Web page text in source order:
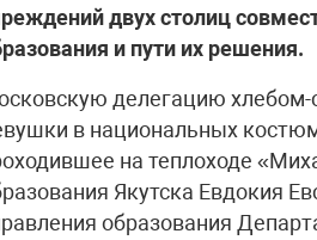
двух столиц
и пути их решения.
делегацию
в национальных
на теплоходе
Якутска Евдокия
образования